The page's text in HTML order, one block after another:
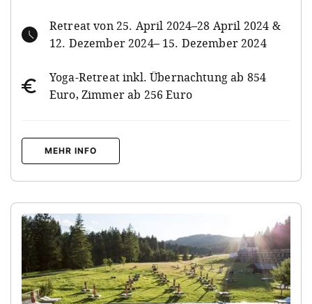
Retreat von 25. April 2024–28 April 2024 &
12. Dezember 2024– 15. Dezember 2024
Yoga-Retreat inkl. Übernachtung ab 854
Euro, Zimmer ab 256 Euro
MEHR INFO